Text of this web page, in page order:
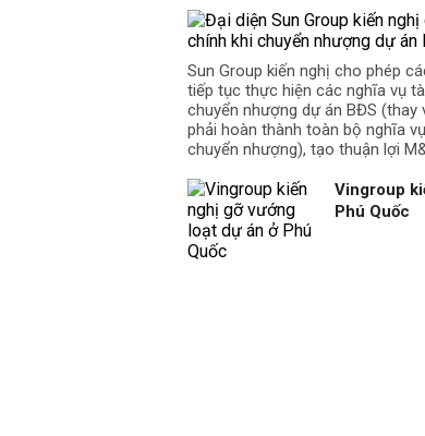
Sun Group kiến nghị cho phép
tiếp tục thực hiện các nghĩa vụ
chuyển nhượng dự án BĐS
phải hoàn thành toàn bộ nghĩa
chuyển nhượng), tạo thuận lợi
Vingroup
Phú Quốc